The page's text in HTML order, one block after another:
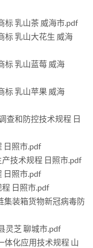
标 乳山茶 威海市.pdf
标 乳山大花生 威海
标 乳山蓝莓 威海
标 乳山苹果 威海
查和防控技术规程 日
日照市.pdf
技术规程 日照市.pdf
日照市.pdf
日照市.pdf
集装箱货物新冠病毒防
灵芝 聊城市.pdf
体化应用技术规程 山